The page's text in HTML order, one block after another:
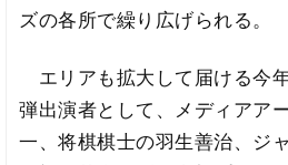
ズの各所で繰り広げられる。
エリアも拡大して届ける今
弾出演者として、メディアア
一、将棋棋士の羽生善治、ジ